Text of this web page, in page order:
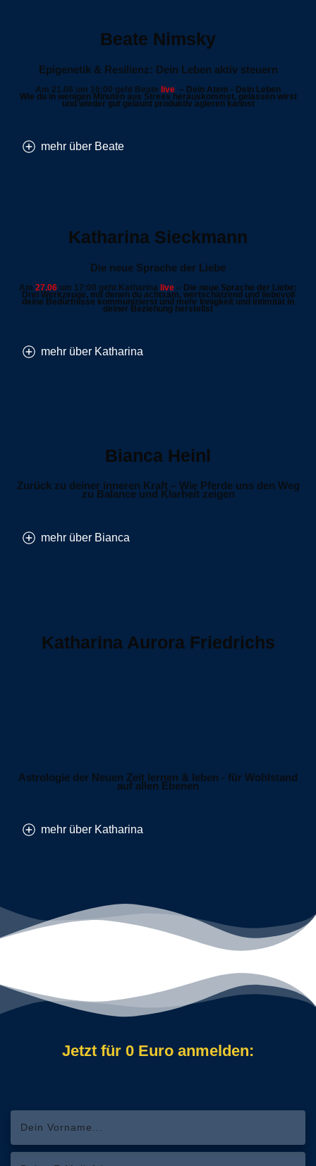
Beate Nimsky
Epigenetik & Resilienz: Dein Leben aktiv steuern
Am 21.06 um 16:00 geht Beate live – Dein Atem - Dein Leben
Wie du in wenigen Minuten aus Stress herauskommst, gelassen wirst
und wieder gut gelaunt produktiv agieren kannst
mehr über Beate
Katharina Sieckmann
Die neue Sprache der Liebe
Am 27.06 um 17:00 geht Katharina live – Die neue Sprache der Liebe:
Drei Werkzeuge, mit denen du achtsam, wertschätzend und liebevoll
deine Bedürfnisse kommunizierst und mehr Innigkeit und Intimität in
deiner Beziehung herstellst
mehr über Katharina
Bianca Heinl
Zurück zu deiner inneren Kraft – Wie Pferde uns den Weg
zu Balance und Klarheit zeigen
mehr über Bianca
Katharina Aurora Friedrichs
Astrologie der Neuen Zeit lernen & leben - für Wohlstand
auf allen Ebenen
mehr über Katharina
Jetzt für 0 Euro anmelden: